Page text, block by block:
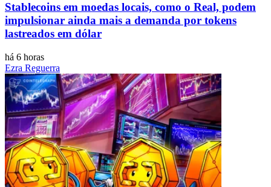
Stablecoins ​​em moedas locais, como o Real, podem
impulsionar ainda mais a demanda por tokens
lastreados em dólar
há 6 horas
Ezra Reguerra